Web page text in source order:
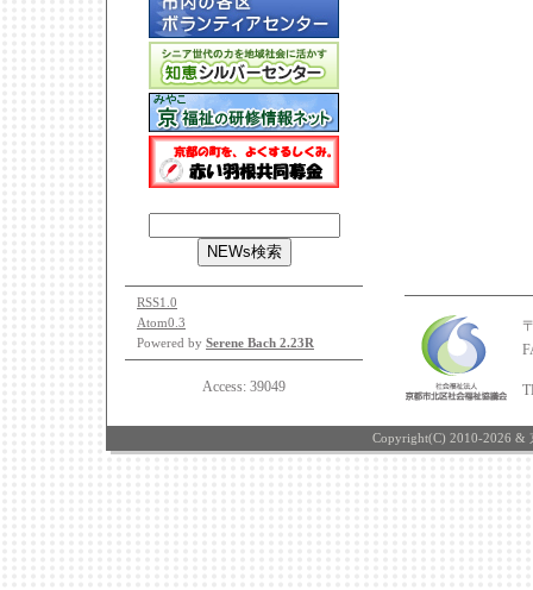
RSS1.0
Atom0.3
Powered by Serene Bach 2.23R
Access: 39049
Copyright(C) 2010-2026 &